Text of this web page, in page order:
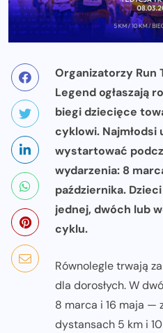
Organizatorzy Run
Legend ogłaszają
biegi dziecięce
cyklowi.
wystartować
wydarzenia: 8
października.
jednej, dwóch lub
cyklu.
Równolegle trwają
dla dorosłych. W
8 marca i 16 maja —
dystansach 5 km i